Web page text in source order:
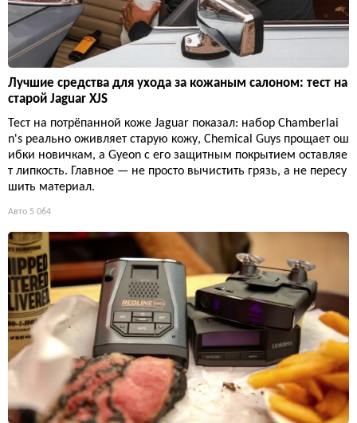
Лучшие средства для ухода за кожаным салоном: тест на
старой Jaguar XJS
Тест на потрёпанной коже Jaguar показал: набор Chamberlai
n's реально оживляет старую кожу, Chemical Guys прощает ош
ибки новичкам, а Gyeon с его защитным покрытием оставляе
т липкость. Главное — не просто вычистить грязь, а не пересу
шить материал.
Авто 5 064